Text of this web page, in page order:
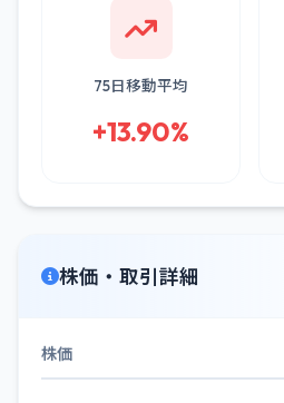
75日移動平均
+13.90%
株価・取引詳細
株価